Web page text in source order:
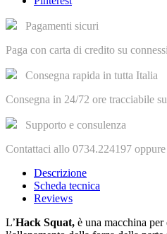
Pagamenti sicuri
Paga con carta di credito su
Consegna rapida in tutta Italia
Consegna in 24/72 ore tracciabile
Supporto e consulenza
Contattaci allo 0734.224197
Descrizione
Scheda tecnica
Reviews
L’Hack Squat, è una macchina